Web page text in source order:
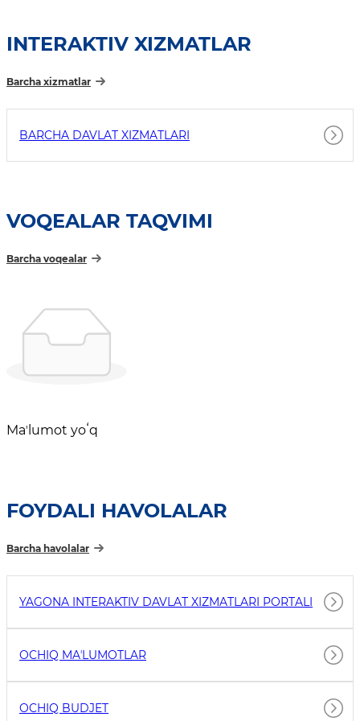
INTERAKTIV XIZMATLAR
Barcha xizmatlar
BARCHA DAVLAT XIZMATLARI
VOQEALAR TAQVIMI
Barcha voqealar
Maʼlumot yoʻq
FOYDALI HAVOLALAR
Barcha havolalar
YAGONA INTERAKTIV DAVLAT XIZMATLARI PORTALI
OCHIQ MAʼLUMOTLAR
OCHIQ BUDJET